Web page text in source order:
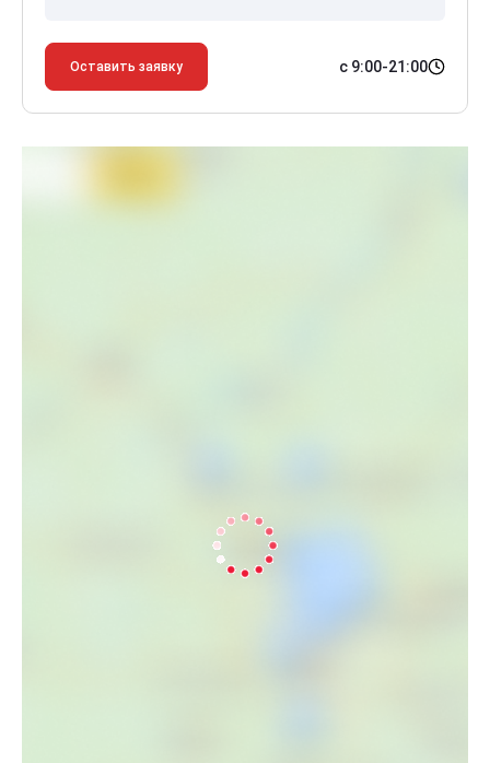
Оставить заявку с 9:00-21:00